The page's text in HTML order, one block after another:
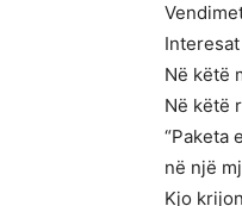
Në këtë
Në këtë
“Paketa
në një
Kjo